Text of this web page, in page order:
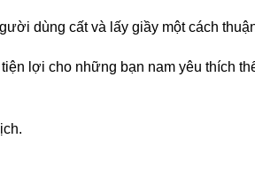
dùng cất và lấy giầy một cách
lợi cho những bạn nam yêu thích